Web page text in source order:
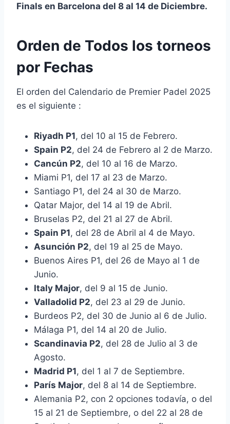
Finals en Barcelona del 8 al 14 de Diciembre.
Orden de Todos los torneos
por Fechas
El orden del Calendario de Premier Padel 2025
es el siguiente :
Riyadh P1, del 10 al 15 de Febrero.
Spain P2, del 24 de Febrero al 2 de Marzo.
Cancún P2, del 10 al 16 de Marzo.
Miami P1, del 17 al 23 de Marzo.
Santiago P1, del 24 al 30 de Marzo.
Qatar Major, del 14 al 19 de Abril.
Bruselas P2, del 21 al 27 de Abril.
Spain P1, del 28 de Abril al 4 de Mayo.
Asunción P2, del 19 al 25 de Mayo.
Buenos Aires P1, del 26 de Mayo al 1 de
Junio.
Italy Major, del 9 al 15 de Junio.
Valladolid P2, del 23 al 29 de Junio.
Burdeos P2, del 30 de Junio al 6 de Julio.
Málaga P1, del 14 al 20 de Julio.
Scandinavia P2, del 28 de Julio al 3 de
Agosto.
Madrid P1, del 1 al 7 de Septiembre.
París Major, del 8 al 14 de Septiembre.
Alemania P2, con 2 opciones todavía, o del
15 al 21 de Septiembre, o del 22 al 28 de